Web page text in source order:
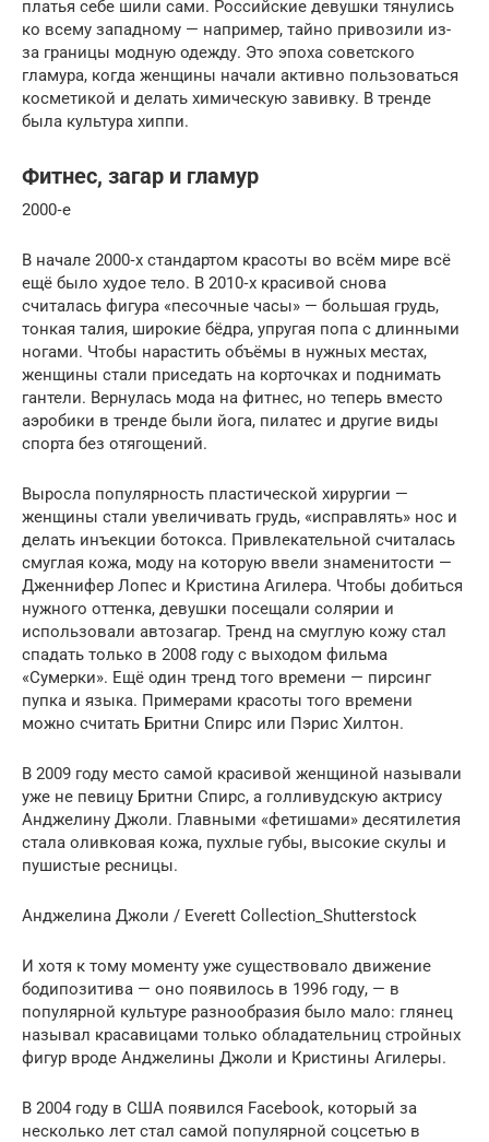
платья себе шили сами. Российские девушки тянулись
ко всему западному — например, тайно привозили из-
за границы модную одежду. Это эпоха советского
гламура, когда женщины начали активно пользоваться
косметикой и делать химическую завивку. В тренде
была культура хиппи.
Фитнес, загар и гламур
2000‑е
В начале 2000‑х стандартом красоты во всём мире всё
ещё было худое тело. В 2010‑х красивой снова
считалась фигура «песочные часы» — большая грудь,
тонкая талия, широкие бёдра, упругая попа с длинными
ногами. Чтобы нарастить объёмы в нужных местах,
женщины стали приседать на корточках и поднимать
гантели. Вернулась мода на фитнес, но теперь вместо
аэробики в тренде были йога, пилатес и другие виды
спорта без отягощений.
Выросла популярность пластической хирургии —
женщины стали увеличивать грудь, «исправлять» нос и
делать инъекции ботокса. Привлекательной считалась
смуглая кожа, моду на которую ввели знаменитости —
Дженнифер Лопес и Кристина Агилера. Чтобы добиться
нужного оттенка, девушки посещали солярии и
использовали автозагар. Тренд на смуглую кожу стал
спадать только в 2008 году с выходом фильма
«Сумерки». Ещё один тренд того времени — пирсинг
пупка и языка. Примерами красоты того времени
можно считать Бритни Спирс или Пэрис Хилтон.
В 2009 году место самой красивой женщиной называли
уже не певицу Бритни Спирс, а голливудскую актрису
Анджелину Джоли. Главными «фетишами» десятилетия
стала оливковая кожа, пухлые губы, высокие скулы и
пушистые ресницы.
Анджелина Джоли / Everett Collection_Shutterstock
И хотя к тому моменту уже существовало движение
бодипозитива — оно появилось в 1996 году, — в
популярной культуре разнообразия было мало: глянец
называл красавицами только обладательниц стройных
фигур вроде Анджелины Джоли и Кристины Агилеры.
В 2004 году в США появился Face­book, который за
несколько лет стал самой популярной соцсетью в